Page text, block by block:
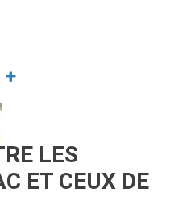
LES
ET CEUX DE